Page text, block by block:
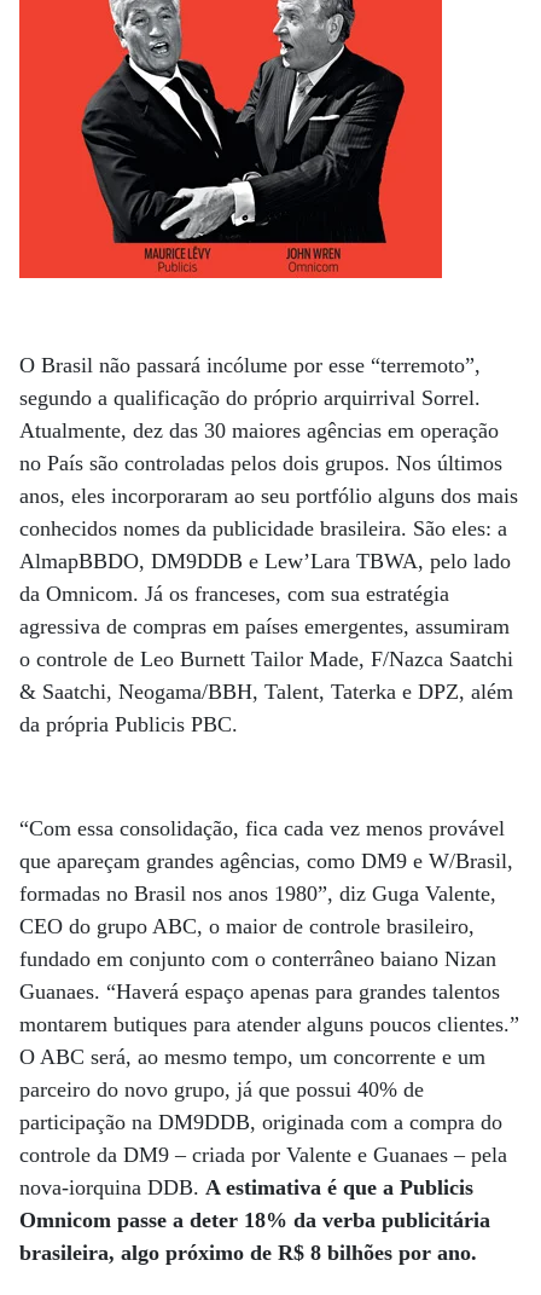
O Brasil não passará incólume por esse “terremoto”,
segundo a qualificação do próprio arquirrival Sorrel.
Atualmente, dez das 30 maiores agências em operação
no País são controladas pelos dois grupos. Nos últimos
anos, eles incorporaram ao seu portfólio alguns dos mais
conhecidos nomes da publicidade brasileira. São eles: a
AlmapBBDO, DM9DDB e Lew’Lara TBWA, pelo lado
da Omnicom. Já os franceses, com sua estratégia
agressiva de compras em países emergentes, assumiram
o controle de Leo Burnett Tailor Made, F/Nazca Saatchi
& Saatchi, Neogama/BBH, Talent, Taterka e DPZ, além
da própria Publicis PBC.
“Com essa consolidação, fica cada vez menos provável
que apareçam grandes agências, como DM9 e W/Brasil,
formadas no Brasil nos anos 1980”, diz Guga Valente,
CEO do grupo ABC, o maior de controle brasileiro,
fundado em conjunto com o conterrâneo baiano Nizan
Guanaes. “Haverá espaço apenas para grandes talentos
montarem butiques para atender alguns poucos clientes.”
O ABC será, ao mesmo tempo, um concorrente e um
parceiro do novo grupo, já que possui 40% de
participação na DM9DDB, originada com a compra do
controle da DM9 – criada por Valente e Guanaes – pela
nova-iorquina DDB. A estimativa é que a Publicis
Omnicom passe a deter 18% da verba publicitária
brasileira, algo próximo de R$ 8 bilhões por ano.